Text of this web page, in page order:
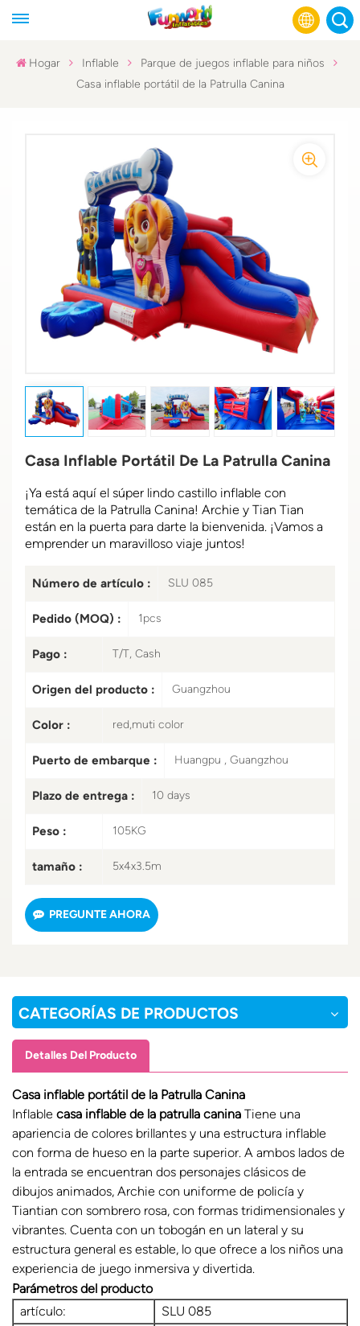
عربي
Hogar Inflable
Parque de juegos inflable para niños
Casa inflable portátil de la Patrulla Canina
Casa Inflable Portátil De La Patrulla Canina
¡Ya está aquí el súper lindo castillo inflable con
temática de la Patrulla Canina! Archie y Tian Tian
están en la puerta para darte la bienvenida. ¡Vamos a
emprender un maravilloso viaje juntos!
Número de artículo : SLU 085
Pedido (MOQ) : 1pcs
Pago : T/T, Cash
Origen del producto : Guangzhou
Color : red,muti color
Puerto de embarque : Huangpu , Guangzhou
Plazo de entrega : 10 days
Peso : 105KG
tamaño : 5x4x3.5m
PREGUNTE AHORA
CATEGORÍAS DE PRODUCTOS
Detalles Del Producto
Casa inflable portátil de la Patrulla Canina
Inflable casa inflable de la patrulla canina Tiene una
apariencia de colores brillantes y una estructura inflable
con forma de hueso en la parte superior. A ambos lados de
la entrada se encuentran dos personajes clásicos de
dibujos animados, Archie con uniforme de policía y
Tiantian con sombrero rosa, con formas tridimensionales y
vibrantes. Cuenta con un tobogán en un lateral y su
estructura general es estable, lo que ofrece a los niños una
experiencia de juego inmersiva y divertida.
Parámetros del producto
artículo:
SLU 085